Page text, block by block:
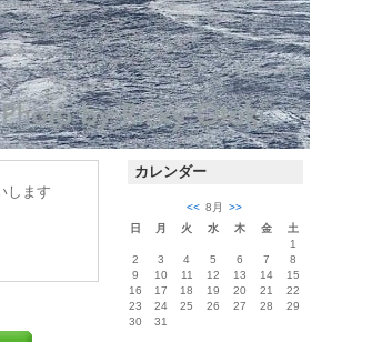
します
カレンダー
<< 8月
>>
日
月 火 水 木 金
土
1
2
3 4 5 6 7
8
9
10 11 12 13 14
15
16
17 18 19 20 21
22
23
24 25 26 27 28
29
30
31